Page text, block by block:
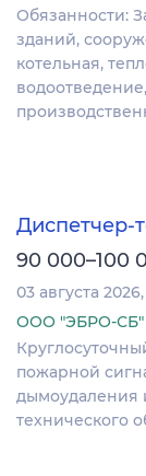
Обязанности:
зданий,
котельная,
Диспетчер-
90 000–100
03 августа 2026
ООО "ЭБРО-СБ"
пожарной
дымоудаления
технического